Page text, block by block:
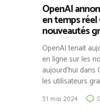
OpenAI
en temps
nouveautés
OpenAI tenait
en ligne sur les
aujourd’hui dans
les utilisateurs
31 mai 2024 0